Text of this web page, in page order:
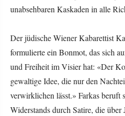
unabsehbaren Kaskaden in alle
Der jüdische Wiener Kabarettist
formulierte ein Bonmot, das sich
und Freiheit im Visier hat: «Der
gewaltige Idee, die nur den
verwirklichen lässt.» Farkas beruft
Widerstands durch Satire, die über